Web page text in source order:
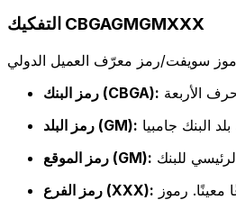
التفكيك CBGAGMGMXXX
رمز البنك (CBGA):
رمز البلد (GM):
رمز الموقع (GM):
رمز الفرع (XXX):